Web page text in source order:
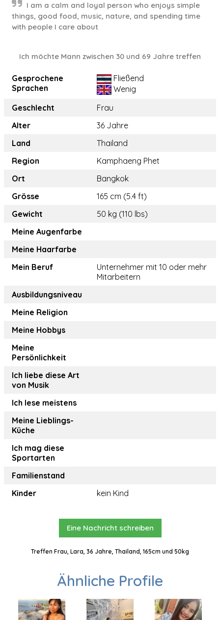
I am a calm and loyal person who enjoys simple
things, good food, music, nature, and spending time
with people I care about
Ich möchte Mann zwischen 30 und 69 Jahre treffen
Gesprochene
Sprachen
Fließend
Wenig
Geschlecht
Frau
Alter
36 Jahre
Land
Thailand
Region
Kamphaeng Phet
Ort
Bangkok
Grösse
165 cm (5.4 ft)
Gewicht
50 kg (110 lbs)
Meine Augenfarbe
Meine Haarfarbe
Mein Beruf
Unternehmer mit 10 oder mehr
Mitarbeitern
Ausbildungsniveau
Meine Religion
Meine Hobbys
Meine
Persönlichkeit
Ich liebe diese Art
von Musik
Ich lese meistens
Meine Lieblings-
Küche
Ich mag diese
Sportarten
Familienstand
Kinder
kein Kind
Eine Nachricht schreiben
Treffen Frau, Lara, 36 Jahre, Thailand, 165cm und 50kg
Ähnliche Profile